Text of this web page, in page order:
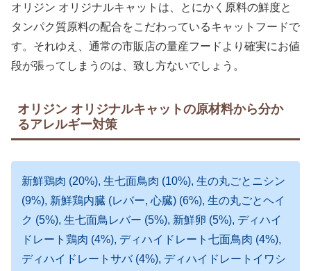
オリジン オリジナルキャットは、とにかく原料の鮮度と
タンパク質原料の配合をこだわっているキャットフードで
す。それゆえ、通常の市販店の量産フードより確実にお値
段が張ってしまうのは、致し方ないでしょう。
オリジン オリジナルキャットの原材料から分か
るアレルギー対策
新鮮鶏肉 (20%), 生七面鳥肉 (10%), 生の丸ごとニシン
(9%), 新鮮鶏内臓 (レバー, 心臓) (6%), 生の丸ごとヘイ
ク (5%), 生七面鳥レバー (5%), 新鮮卵 (5%), ディハイ
ドレート鶏肉 (4%), ディハイドレート七面鳥肉 (4%),
ディハイドレートサバ (4%), ディハイドレートイワシ